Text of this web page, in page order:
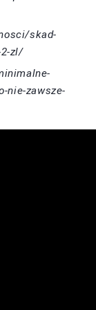
skad-
zl/
nie-zawsze-